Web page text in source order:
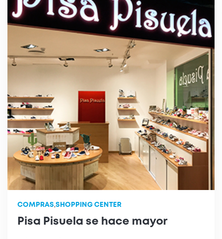
COMPRAS,SHOPPING CENTER
Pisa Pisuela se hace mayor